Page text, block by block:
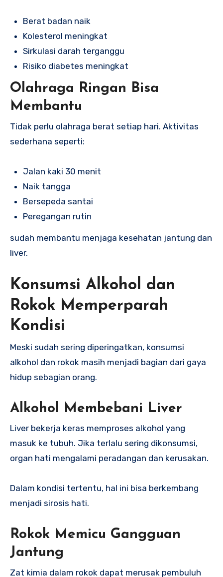
Berat badan naik
Kolesterol meningkat
Sirkulasi darah terganggu
Risiko diabetes meningkat
Olahraga Ringan Bisa
Membantu
Tidak perlu olahraga berat setiap hari. Aktivitas
sederhana seperti:
Jalan kaki 30 menit
Naik tangga
Bersepeda santai
Peregangan rutin
sudah membantu menjaga kesehatan jantung dan
liver.
Konsumsi Alkohol dan
Rokok Memperparah
Kondisi
Meski sudah sering diperingatkan, konsumsi
alkohol dan rokok masih menjadi bagian dari gaya
hidup sebagian orang.
Alkohol Membebani Liver
Liver bekerja keras memproses alkohol yang
masuk ke tubuh. Jika terlalu sering dikonsumsi,
organ hati mengalami peradangan dan kerusakan.
Dalam kondisi tertentu, hal ini bisa berkembang
menjadi sirosis hati.
Rokok Memicu Gangguan
Jantung
Zat kimia dalam rokok dapat merusak pembuluh